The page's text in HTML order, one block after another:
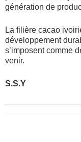
génération de
La filière cacao
développement
s’imposent comme
venir.
S.S.Y